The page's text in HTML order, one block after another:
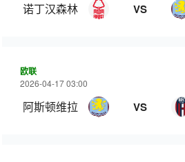
诺丁汉森林 VS
欧联
2026-04-17 03:00
阿斯顿维拉 VS